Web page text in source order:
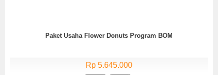
Paket Usaha Flower Donuts Program BOM
Rp 5.645.000